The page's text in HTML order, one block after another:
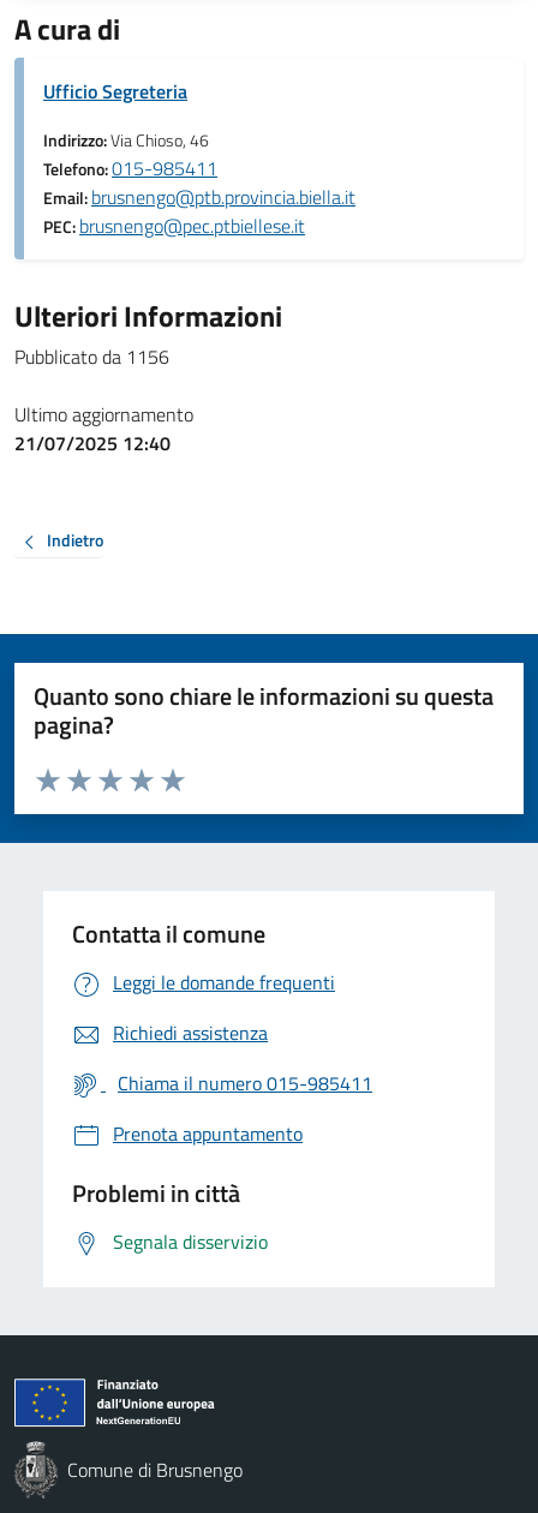
A cura di
Ufficio Segreteria
Indirizzo:Via Chioso, 46
Telefono:015-985411
Email:brusnengo@ptb.provincia.biella.it
PEC:brusnengo@pec.ptbiellese.it
Ulteriori Informazioni
Pubblicato da 1156
Ultimo aggiornamento
21/07/2025 12:40
Indietro
Quanto sono chiare le informazioni su questa
pagina?
Valuta da 1 a 5 stelle la pagina
Valuta 5 stelle su 5
Valuta 4 stelle su 5
Valuta 3 stelle su 5
Valuta 2 stelle su 5
Valuta 1 stelle su 5
Contatta il comune
Leggi le domande frequenti
Richiedi assistenza
Chiama il numero 015-985411
Prenota appuntamento
Problemi in città
Segnala disservizio
Comune di Brusnengo